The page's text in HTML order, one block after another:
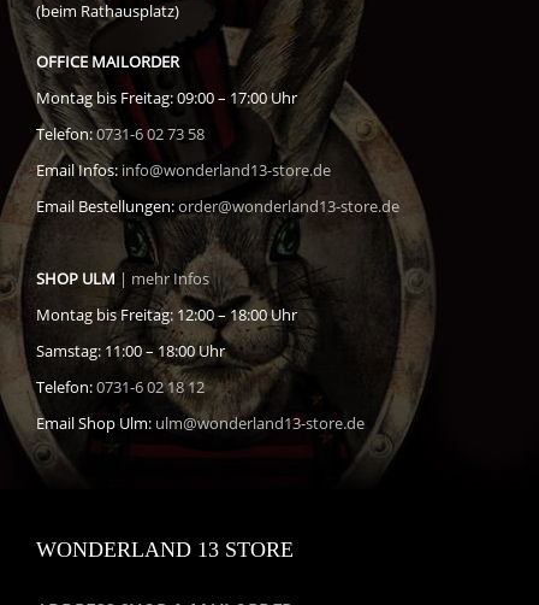
(beim Rathausplatz)
OFFICE MAILORDER
Montag bis Freitag: 09:00 – 17:00 Uhr
Telefon:0731-6 02 73 58
Email Infos: info@wonderland13-store.de
Email Bestellungen:order@wonderland13-store.de
SHOP ULM | mehr Infos
Montag bis Freitag: 12:00 – 18:00 Uhr
Samstag: 11:00 – 18:00 Uhr
Telefon:0731-6 02 18 12
Email Shop Ulm: ulm@wonderland13-store.de
WONDERLAND 13 STORE